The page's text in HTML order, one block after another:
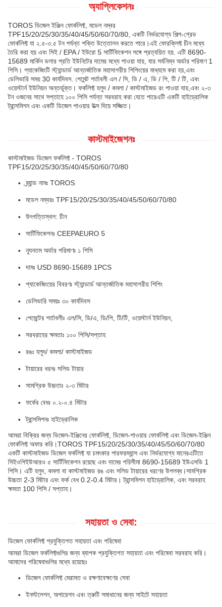
অ্যাপ্লিকেশনঃ
TOROS ডিজেল ইঞ্জিন ফোর্কলিফ্ট, মডেল নম্বর
TPF15/20/25/30/35/40/45/50/60/70/80, একটি নির্ভরযোগ্য শিল্প-গ্রেড
ফোর্কলিফ্ট যা ২.৫-৩.৫ টন পর্যন্ত শক্তি উত্তোলন করতে পারে।এই ফোরক্লিফ্ট চীন মধ্যে
তৈরি করা হয় এবং সিই / EPA / ইউরো 5 সার্টিফিকেশন সঙ্গে প্রত্যয়িত হয়. এটি 8690-
15689 মার্কিন ডলার প্রতি ইউনিটের দামের মধ্যে পাওয়া যায়, যার সর্বনিম্ন অর্ডার পরিমাণ 1
পিসি। প্যাকেজিংটি স্ট্যান্ডার্ড আন্তর্জাতিক মহাসাগরীয় শিপিংয়ের মাধ্যমে করা হয়,এবং
ডেলিভারি সময় 30 কার্যদিবস. পেমেন্ট শর্তাবলী এল / সি, ডি / এ, ডি / পি, টি / টি, এবং
ওয়েস্টার্ন ইউনিয়ন অন্তর্ভুক্ত। ফর্কলিফ্ট হলুদ / কমলা / কাস্টমাইজড রং পাওয়া যায়,এবং ২-৩
টন ওজনের সাথে সপ্তাহে ১০০ পিসি পর্যন্ত সরবরাহ করা যেতে পারেএটি একটি হাইড্রোলিক
ট্রান্সমিশন এবং একটি ডিজেল পাওয়ার উত্স দিয়ে সজ্জিত।
কাস্টমাইজেশনঃ
কাস্টমাইজড ডিজেল ফর্কলিফ্ট - TOROS
TPF15/20/25/30/35/40/45/50/60/70/80
ব্র্যান্ড নামঃ TOROS
মডেল নম্বরঃ TPF15/20/25/30/35/40/45/50/60/70/80
উৎপত্তিস্থল: চীন
সার্টিফিকেশনঃ CEEPAEURO 5
ন্যূনতম অর্ডার পরিমাণঃ ১ পিসি
দামঃ USD 8690-15689 1PCS
প্যাকেজিংয়ের বিবরণঃ স্ট্যান্ডার্ড আন্তর্জাতিক মহাসাগরীয় শিপিং
ডেলিভারি সময়ঃ ৩০ কার্যদিবস
পেমেন্টের শর্তাবলীঃ এল/সি, ডি/এ, ডি/পি, টি/টি, ওয়েস্টার্ন ইউনিয়ন,
সরবরাহের ক্ষমতাঃ ১০০ পিসি/সপ্তাহ
রঙঃ হলুদ/ কমলা/ কাস্টমাইজড
টায়ারের ধরনঃ সলিড টায়ার
সামগ্রিক উচ্চতাঃ ২-৩ মিটার
ফর্কের বেধঃ ০.২-০.৪ মিটার
ট্রান্সমিশনঃ হাইড্রোলিক
আমরা বিক্রির জন্য ডিজেল-ইঞ্জিনের ফোর্কলিফ্ট, ডিজেল-পাওয়ার ফোর্কলিফ্ট এবং ডিজেল-ইঞ্জিন
ফোর্কলিফ্ট অফার করি।TOROS TPF15/20/25/30/35/40/45/50/60/70/80
একটি কাস্টমাইজড ডিজেল ফর্কলিফ্ট যা চমৎকার পারফরম্যান্স এবং নির্ভরযোগ্য মানেরএটিতে
সিইওপিইউআরও ৫ সার্টিফিকেশন রয়েছে এবং দামের পরিসীমা 8690-15689 ইউএসডি 1
পিসি। এটি হলুদ, কমলা বা কাস্টমাইজড রঙ এবং সলিড টায়ারের ধরণের উপলব্ধ।সামগ্রিক
উচ্চতা 2-3 মিটার এবং ফর্ক বেধ 0.2-0.4 মিটার। ট্রান্সমিশন হাইড্রোলিক, এবং সরবরাহ
ক্ষমতা 100 পিসি / সপ্তাহ।
সহায়তা ও সেবা:
ডিজেল ফোর্কলিফ্ট প্রযুক্তিগত সহায়তা এবং পরিষেবা
আমরা ডিজেল ফর্কলিফ্টগুলির জন্য ব্যাপক প্রযুক্তিগত সহায়তা এবং পরিষেবা সরবরাহ করি।
আমাদের পরিষেবাগুলির মধ্যে রয়েছেঃ
ডিজেল ফোর্কলিফ্ট মেরামত ও রক্ষণাবেক্ষণের সেবা
ইনস্টলেশন, অপারেশন এবং ত্রুটি সমাধানের জন্য সাইটে সহায়তা